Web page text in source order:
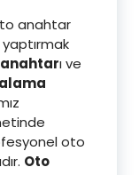
anahtar
ı ve
oto
Oto